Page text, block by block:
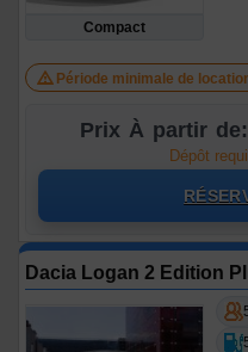
Compact
Période minimale de
Prix À partir de:
Dépôt
Dacia Logan 2 Edition